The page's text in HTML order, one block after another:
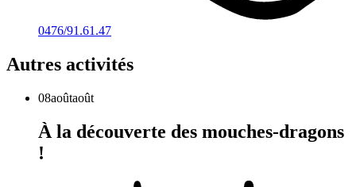
0476/91.61.47
Autres activités
08aoûtaoût
À la découverte des mouches-dragons
!